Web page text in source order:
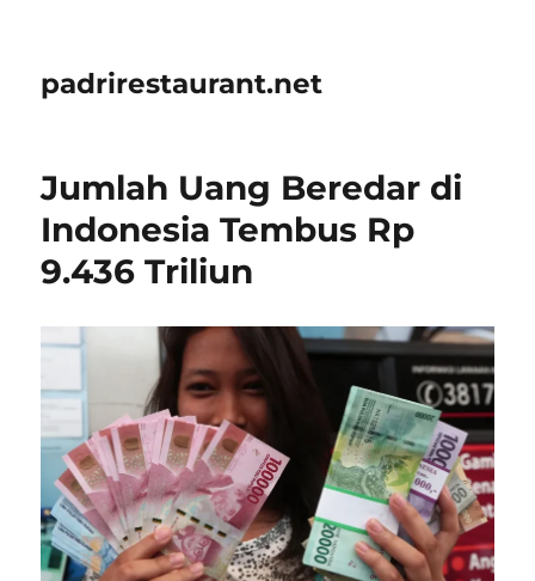
padrirestaurant.net
Jumlah Uang Beredar di
Indonesia Tembus Rp
9.436 Triliun